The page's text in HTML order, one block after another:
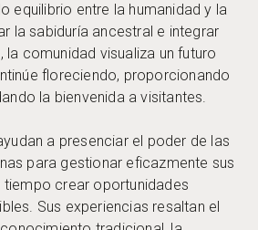
equilibrio entre la humanidad y la
la sabiduría ancestral e integrar
comunidad visualiza un futuro
floreciendo, proporcionando
la bienvenida a visitantes.
a presenciar el poder de las
para gestionar eficazmente sus
crear oportunidades
Sus experiencias resaltan el